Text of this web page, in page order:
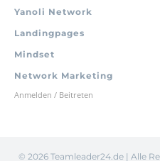
Yanoli Network
Landingpages
Mindset
Network Marketing
Anmelden / Beitreten
© 2026 Teamleader24.de | Alle